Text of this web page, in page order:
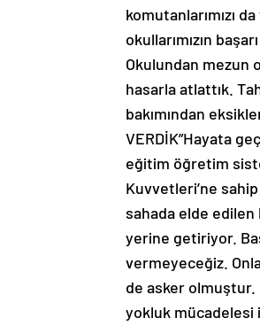
komutanlarımızı
okullarımızın
Okulundan mezun
hasarla atlattık.
bakımından
VERDİK”Hayata
eğitim öğretim
Kuvvetleri’ne sahip
sahada elde edilen
yerine getiriyor.
vermeyeceğiz.
de asker
yokluk mücadelesi